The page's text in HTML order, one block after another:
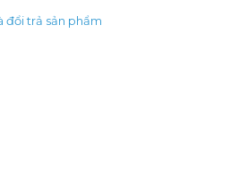
đổi trả sản phẩm